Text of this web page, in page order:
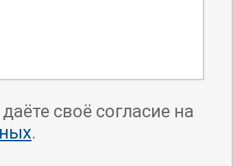
своё согласие на
.